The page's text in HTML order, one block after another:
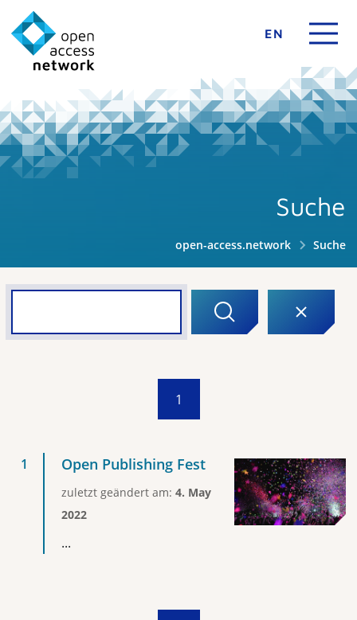
EN
Suche
open-access.network Suche
1
Open Publishing Fest
zuletzt geändert am: 4. May
2022
...